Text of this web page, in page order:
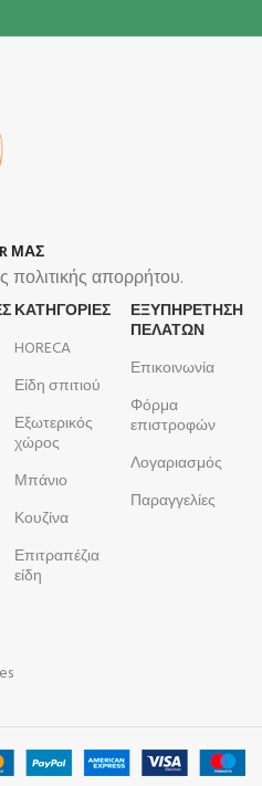
ΜΑΣ
πολιτικής απορρήτου.
ΚΑΤΗΓΟΡΙΕΣ
HORECA
Είδη σπιτιού
Εξωτερικός
χώρος
Μπάνιο
Κουζίνα
Επιτραπέζια
είδη
ΕΞΥΠΗΡΕΤΗΣΗ
ΠΕΛΑΤΩΝ
Επικοινωνία
Φόρμα
επιστροφών
Λογαριασμός
Παραγγελίες